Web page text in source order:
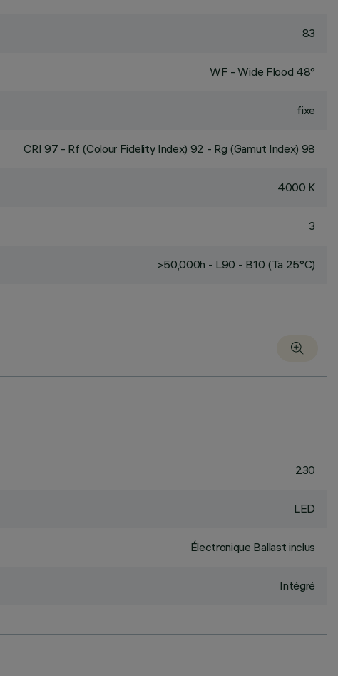
83
WF - Wide Flood 48°
fixe
CRI 97 - Rf (Colour Fidelity Index) 92 - Rg (Gamut Index) 98
4000 K
3
>50,000h - L90 - B10 (Ta 25°C)
230
LED
Électronique Ballast inclus
Intégré